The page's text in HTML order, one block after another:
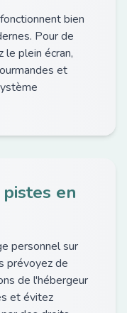
bien
Pour de
le plein écran,
et
en
personnel sur
prévoyez de
de l'hébergeur
et évitez